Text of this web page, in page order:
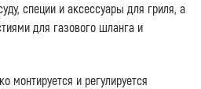
специи и аксессуары для гриля, а
для газового шланга и
монтируется и регулируется